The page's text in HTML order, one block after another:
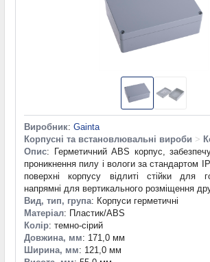
Виробник: Gainta
Корпусні та встановлювальні вироби >
Опис: Герметичний ABS корпус,
проникнення пилу і вологи за стандартом
поверхні корпусу відлиті стійки для
напрямні для вертикального розміщення
Вид, тип, група: Корпуси герметичні
Матеріал: Пластик/ABS
Колір: темно-сірий
Довжина, мм: 171,0 мм
Ширина, мм: 121,0 мм